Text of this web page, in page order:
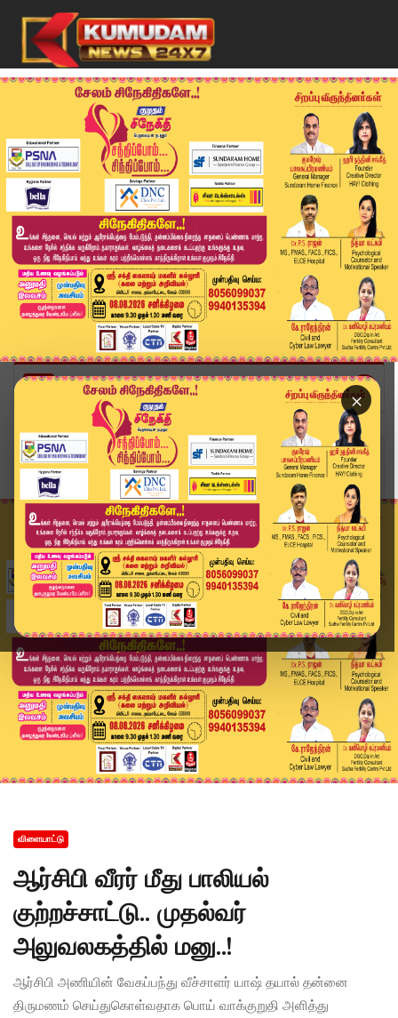
×
Home
விளையாட்டு
ஆர்சிபி வீரர் மீது பாலியல் குற்றச்சாட்டு.. முதல...
விளையாட்டு
ஆர்சிபி வீரர் மீது பாலியல்
குற்றச்சாட்டு.. முதல்வர்
அலுவலகத்தில் மனு..!
ஆர்சிபி அணியின் வேகப்பந்து வீச்சாளர் யாஷ் தயால் தன்னை
திருமணம் செய்துகொள்வதாக பொய் வாக்குறுதி அளித்து